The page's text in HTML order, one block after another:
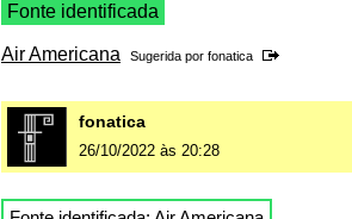
Fonte identificada
Air Americana Sugerida por fonatica
fonatica
26/10/2022 às 20:28